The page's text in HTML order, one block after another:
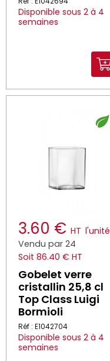
Disponible sous 2 à 4
semaines
3.60 € HT l'unité
Vendu par 24
Soit 86.40 € HT
Gobelet verre
cristallin 25,8 cl
Top Class Luigi
Bormioli
Réf : E1042704
Disponible sous 2 à 4
semaines